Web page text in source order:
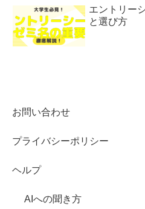
エントリー
と選び方
お問い合わせ
プライバシーポリシー
ヘルプ
AIへの聞き方